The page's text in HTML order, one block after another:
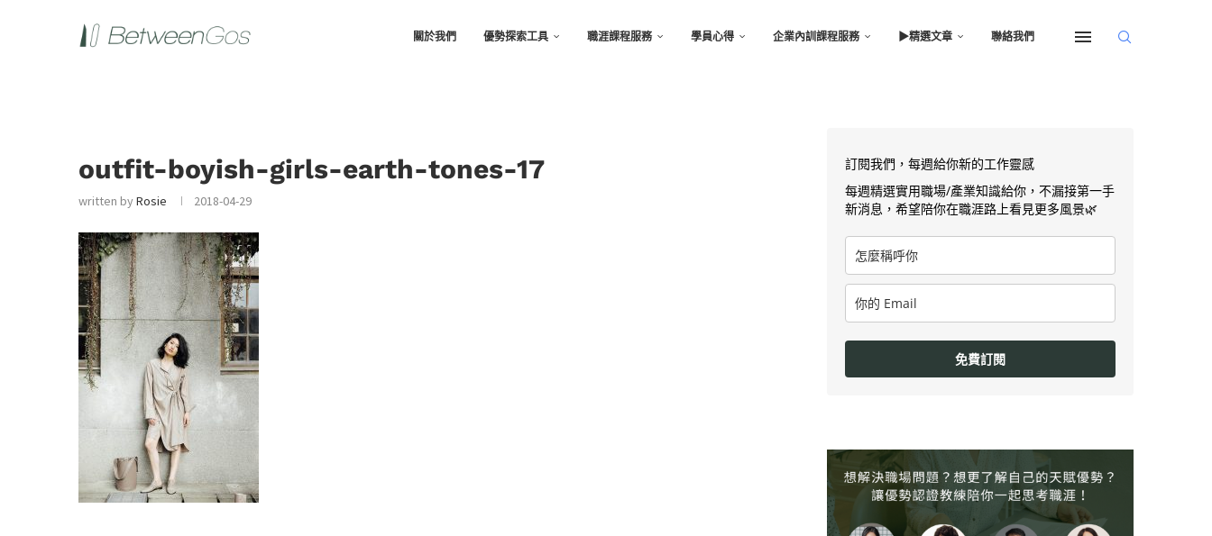
關於我們 優勢探索工具 職涯課程服務 學員心得 企業內訓課程服務 ▶︎精選文章 聯絡我們
outfit-boyish-girls-earth-tones-17
written byRosie 2018-04-29
訂閱我們，每週給你新的工作靈感
每週精選實用職場/產業知識給你，不漏接第一手
新消息，希望陪你在職涯路上看見更多風景🌿
免費訂閱